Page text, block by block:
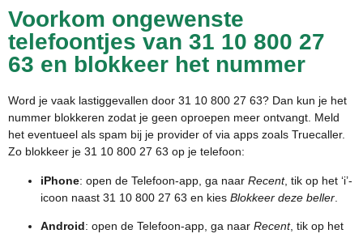
Voorkom ongewenste
telefoontjes van 31 10 800 27
63 en blokkeer het nummer
Word je vaak lastiggevallen door 31 10 800 27 63? Dan kun je het
nummer blokkeren zodat je geen oproepen meer ontvangt. Meld
het eventueel als spam bij je provider of via apps zoals Truecaller.
Zo blokkeer je 31 10 800 27 63 op je telefoon:
iPhone: open de Telefoon-app, ga naar Recent, tik op het ‘i’-
icoon naast 31 10 800 27 63 en kies Blokkeer deze beller
Android: open de Telefoon-app, ga naar Recent, tik op het